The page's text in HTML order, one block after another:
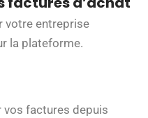
votre entreprise
la plateforme.
vos factures depuis